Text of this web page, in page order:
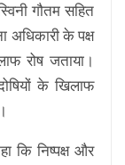
गौतम सहित
अधिकारी के पक्ष
रोष जताया।
के खिलाफ
कि निष्पक्ष और